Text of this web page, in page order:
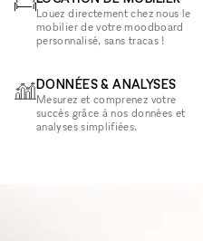
Louez directement chez nous le
mobilier de votre moodboard
personnalisé, sans tracas !
DONNÉES & ANALYSES
Mesurez et comprenez votre
succès grâce à nos données et
analyses simplifiées.